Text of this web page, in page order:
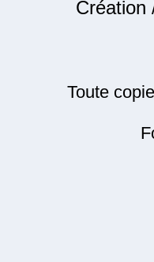
Création
Toute